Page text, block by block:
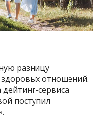
разницу
здоровых отношений.
сервиса
поступил